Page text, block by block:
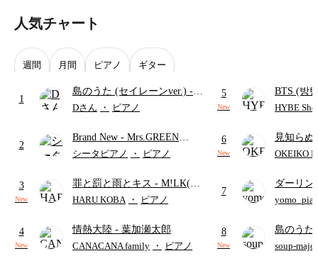
人気チャート
週間 月間 ピアノ ギター
1
島のうた (セイレーンver.) -
セイレーン(CV.鈴木みのり)
ード・ペダル付き/『映画ちい
かわ 人魚の島のひみつ』よ
Dさん ・ ピアノ
2
Brand New - Mrs.GREEN
APPLE
シータピアノ ・ ピアノ
3
New
罪と罰と雨とキス - M!LK(佐
野勇斗&吉田仁人)
HARU KOBA ・ ピアノ
4
New
情熱大陸 - 葉加瀬太郎
CANACANA family ・ ピアノ
5
New
BTS (방
HYBE
6
New
見知ら
ャツが乾
OKEIKO
7
ダーリン
APPLE (
8
New
島のうた
映画ちい
soup-majo